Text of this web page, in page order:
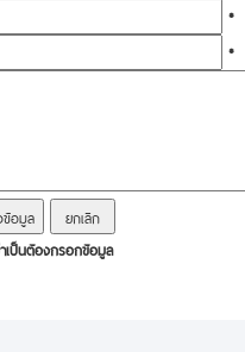
*
*
ป็นต้องกรอกข้อมูล